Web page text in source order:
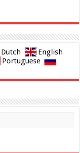
Dutch
English
Portuguese